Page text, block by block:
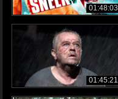
01:48:03
01:45:21